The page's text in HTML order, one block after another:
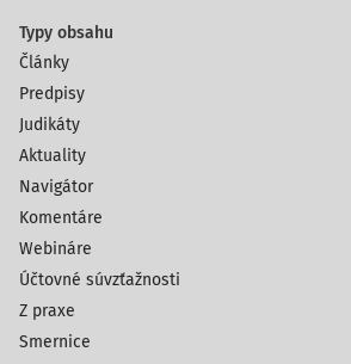
Typy obsahu
Články
Predpisy
Judikáty
Aktuality
Navigátor
Komentáre
Webináre
Účtovné súvzťažnosti
Z praxe
Smernice